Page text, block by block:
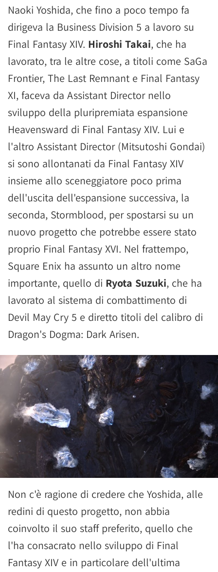
Naoki Yoshida, che fino a poco tempo fa
dirigeva la Business Division 5 a lavoro su
Final Fantasy XIV. Hiroshi Takai, che ha
lavorato, tra le altre cose, a titoli come SaGa
Frontier, The Last Remnant e Final Fantasy
XI, faceva da Assistant Director nello
sviluppo della pluripremiata espansione
Heavensward di Final Fantasy XIV. Lui e
l'altro Assistant Director (Mitsutoshi Gondai)
si sono allontanati da Final Fantasy XIV
insieme allo sceneggiatore poco prima
dell'uscita dell'espansione successiva, la
seconda, Stormblood, per spostarsi su un
nuovo progetto che potrebbe essere stato
proprio Final Fantasy XVI. Nel frattempo,
Square Enix ha assunto un altro nome
importante, quello di Ryota Suzuki, che ha
lavorato al sistema di combattimento di
Devil May Cry 5 e diretto titoli del calibro di
Dragon's Dogma: Dark Arisen.
Non c'è ragione di credere che Yoshida, alle
redini di questo progetto, non abbia
coinvolto il suo staff preferito, quello che
l'ha consacrato nello sviluppo di Final
Fantasy XIV e in particolare dell'ultima